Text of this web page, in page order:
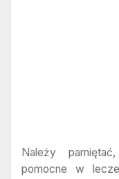
Należy
pomocne w